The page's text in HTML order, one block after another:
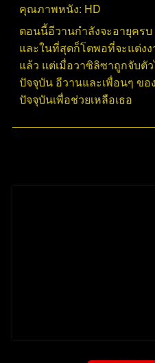
คุณภาพหนัง: HD
ตอนนี้อีวานกำลังจะอายุคร
และในที่สุดก็โตพอที่จะแต่ง
แล้ว แต่เมื่อวาซิลิซาถูกจับตั
ปัจจุบัน อีวานและเพื่อนๆ ขอ
ปัจจุบันเพื่อช่วยเหลือเธอ